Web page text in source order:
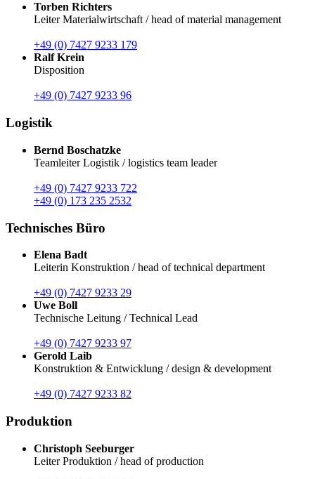
Torben Richters
Leiter Materialwirtschaft / head of material management
+49 (0) 7427 9233 179
Ralf Krein
Disposition
+49 (0) 7427 9233 96
Logistik
Bernd Boschatzke
Teamleiter Logistik / logistics team leader
+49 (0) 7427 9233 722
+49 (0) 173 235 2532
Technisches Büro
Elena Badt
Leiterin Konstruktion / head of technical department
+49 (0) 7427 9233 29
Uwe Boll
Technische Leitung / Technical Lead
+49 (0) 7427 9233 97
Gerold Laib
Konstruktion & Entwicklung / design & development
+49 (0) 7427 9233 82
Produktion
Christoph Seeburger
Leiter Produktion / head of production